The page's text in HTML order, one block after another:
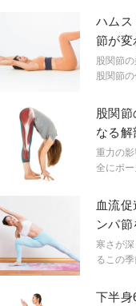
ハムス
節が変
股関節
股関節
し、無
は「椅
原因と
股関
なる解
重力の
全にポ
血流
ンパ
寒さが
るこの
を撃退す
下半身